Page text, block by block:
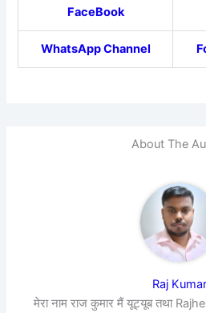
FaceBook
WhatsApp Channel
About The
Raj Kumar
मेरा नाम राज कुमार मैं यूट्यूब तथा